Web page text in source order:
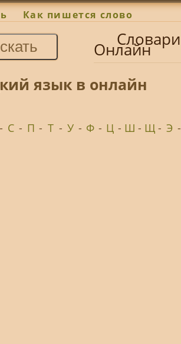
Как пишется слово
Словари
Онлайн
язык в онлайн
- С - П - Т - У - Ф - Ц - Ш - Щ- Э -